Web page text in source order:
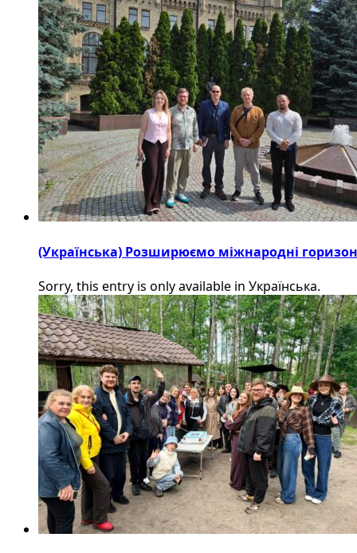
(Українська) Розширюємо міжнародні
Sorry, this entry is only available in Українська.